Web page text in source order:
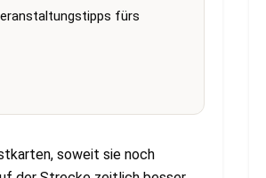
fürs
soweit sie noch